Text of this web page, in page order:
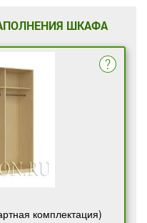
ШКАФА
комплектация)